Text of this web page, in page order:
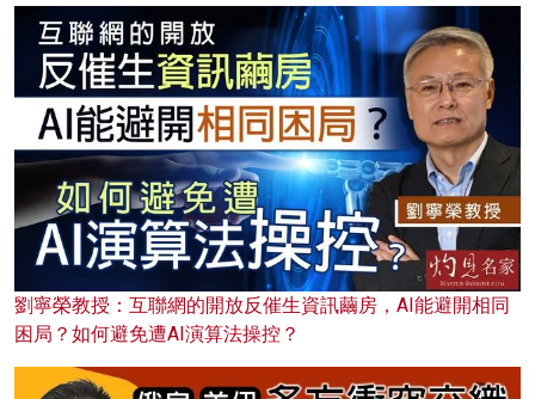
劉寧榮教授：互聯網的開放反催生資訊繭房，AI能避開相同
困局？如何避免遭AI演算法操控？